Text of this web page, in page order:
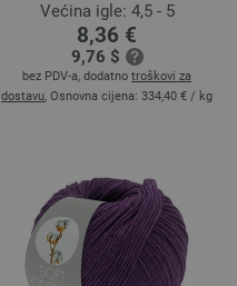
Većina igle: 4,5 - 5
8,36 €
9,76 $
bez PDV-a, dodatno troškovi za
dostavu, Osnovna cijena: 334,40 € / kg